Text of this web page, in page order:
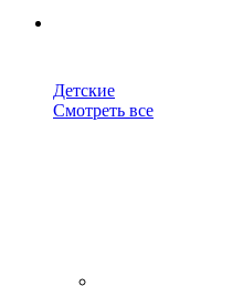
Детские
Смотреть все